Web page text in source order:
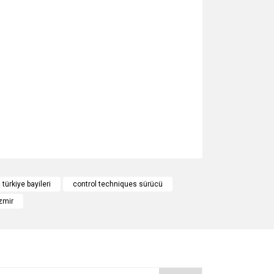
bayileri
control techniques sürücü